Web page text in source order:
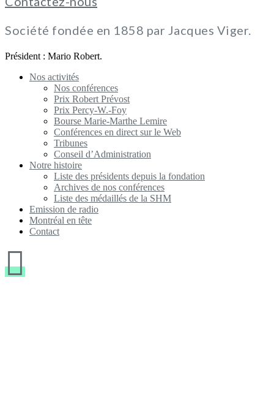
Société fondée en 1858 par Jacques Viger.
Président : Mario Robert.
Nos activités
Nos conférences
Prix Robert Prévost
Prix Percy-W.-Foy
Bourse Marie-Marthe Lemire
Conférences en direct sur le Web
Tribunes
Conseil d’Administration
Notre histoire
Liste des présidents depuis la fondation
Archives de nos conférences
Liste des médaillés de la SHM
Emission de radio
Montréal en tête
Contact